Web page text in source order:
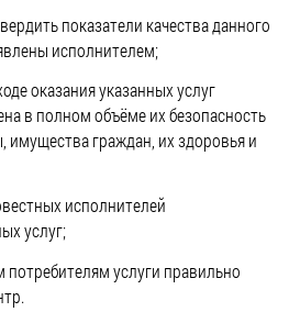
показатели качества данного
исполнителем;
оказания указанных услуг
в полном объёме их безопасность
граждан, их здоровья и
исполнителей
услуг;
услуги правильно